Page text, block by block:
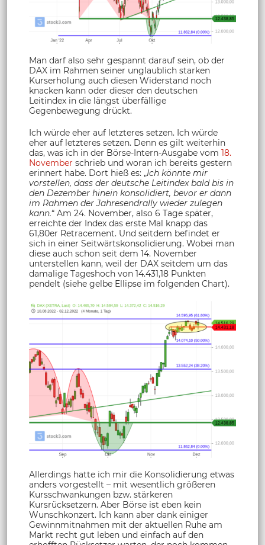
Man darf also sehr gespannt darauf sein, ob der
DAX im Rahmen seiner unglaublich starken
Kurserholung auch diesen Widerstand noch
knacken kann oder dieser den deutschen
Leitindex in die längst überfällige
Gegenbewegung drückt.
Ich würde eher auf letzteres setzen. Ich würde
eher auf letzteres setzen. Denn es gilt weiterhin
das, was ich in der Börse-Intern-Ausgabe vom 18.
November schrieb und woran ich bereits gestern
erinnert habe. Dort hieß es: „Ich könnte mir
vorstellen, dass der deutsche Leitindex bald bis in
den Dezember hinein konsolidiert, bevor er dann
im Rahmen der Jahresendrally wieder zulegen
kann.“ Am 24. November, also 6 Tage später,
erreichte der Index das erste Mal knapp das
61,80er Retracement. Und seitdem befindet er
sich in einer Seitwärtskonsolidierung. Wobei man
diese auch schon seit dem 14. November
unterstellen kann, weil der DAX seitdem um das
damalige Tageshoch von 14.431,18 Punkten
pendelt (siehe gelbe Ellipse im folgenden Chart).
Allerdings hatte ich mir die Konsolidierung etwas
anders vorgestellt – mit wesentlich größeren
Kursschwankungen bzw. stärkeren
Kursrücksetzern. Aber Börse ist eben kein
Wunschkonzert. Ich kann aber dank einiger
Gewinnmitnahmen mit der aktuellen Ruhe am
Markt recht gut leben und einfach auf den